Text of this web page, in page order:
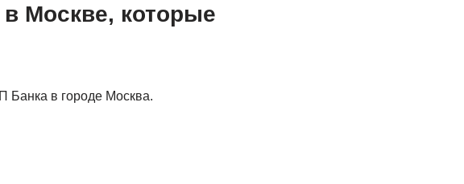
Москве, которые
Банка в городе Москва.